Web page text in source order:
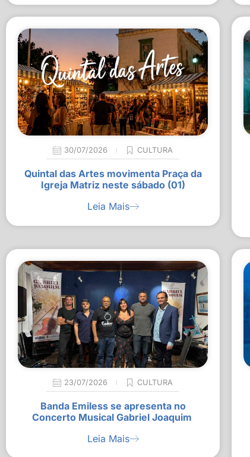
30/07/2026 CULTURA
Quintal das Artes movimenta Praça da
Igreja Matriz neste sábado (01)
Leia Mais
23/07/2026 CULTURA
Banda Emiless se apresenta no
Concerto Musical Gabriel Joaquim
Leia Mais